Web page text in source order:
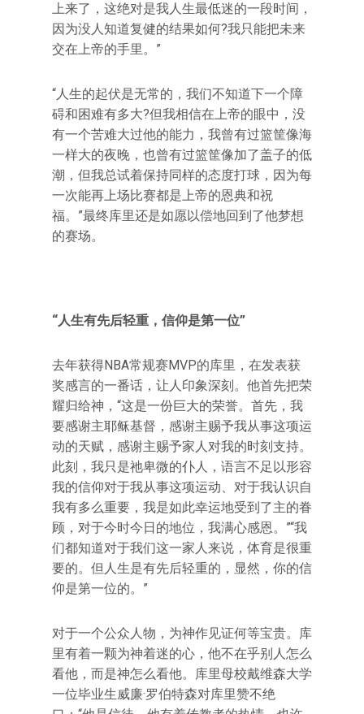
上来了，这绝对是我人生最低迷的一段时间，
因为没人知道复健的结果如何?我只能把未来
交在上帝的手里。”
“人生的起伏是无常的，我们不知道下一个障
碍和困难有多大?但我相信在上帝的眼中，没
有一个苦难大过他的能力，我曾有过篮筐像海
一样大的夜晚，也曾有过篮筐像加了盖子的低
潮，但我总试着保持同样的态度打球，因为每
一次能再上场比赛都是上帝的恩典和祝
福。”最终库里还是如愿以偿地回到了他梦想
的赛场。
“人生有先后轻重，信仰是第一位”
去年获得NBA常规赛MVP的库里，在发表获
奖感言的一番话，让人印象深刻。他首先把荣
耀归给神，“这是一份巨大的荣誉。首先，我
要感谢主耶稣基督，感谢主赐予我从事这项运
动的天赋，感谢主赐予家人对我的时刻支持。
此刻，我只是祂卑微的仆人，语言不足以形容
我的信仰对于我从事这项运动、对于我认识自
我有多么重要，我是如此幸运地受到了主的眷
顾，对于今时今日的地位，我满心感恩。”“我
们都知道对于我们这一家人来说，体育是很重
要的。但人生是有先后轻重的，显然，你的信
仰是第一位的。”
对于一个公众人物，为神作见证何等宝贵。库
里有着一颗为神着迷的心，他不在乎别人怎么
看他，而是神怎么看他。库里母校戴维森大学
一位毕业生威廉·罗伯特森对库里赞不绝